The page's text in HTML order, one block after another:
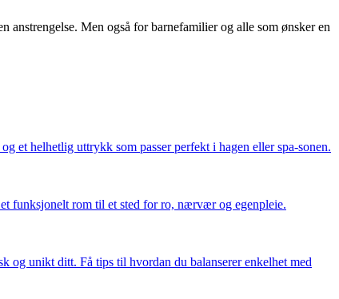
anstrengelse. Men også for barnefamilier og alle som ønsker en
et helhetlig uttrykk som passer perfekt i hagen eller spa-sonen.
funksjonelt rom til et sted for ro, nærvær og egenpleie.
og unikt ditt. Få tips til hvordan du balanserer enkelhet med